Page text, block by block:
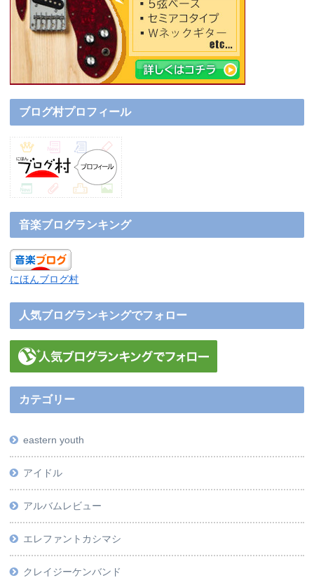
ブログ村プロフィール
音楽ブログランキング
にほんブログ村
人気ブログランキングでフォロー
カテゴリー
eastern youth
アイドル
アルバムレビュー
エレファントカシマシ
クレイジーケンバンド